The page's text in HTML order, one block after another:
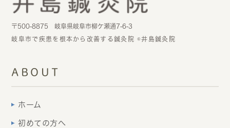
〒500-8875 岐阜県岐阜市柳ケ瀬通7-6-3
岐阜市で疾患を根本から改善する鍼灸院 ©井島鍼灸院
ABOUT
ホーム
初めての方へ